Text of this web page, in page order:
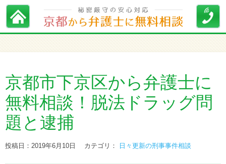
京都市下京区から弁護士に
無料相談！脱法ドラッグ問
題と逮捕
投稿日：2019年6月10日 カテゴリ： 日々更新の刑事事件相談